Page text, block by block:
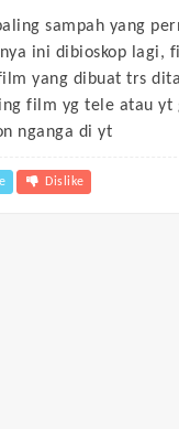
sampah yang
ini dibioskop lagi,
yang dibuat trs
film yg tele atau yt
nganga di yt
Dislike